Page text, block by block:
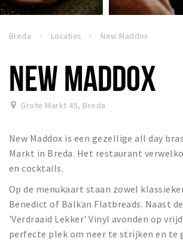
Breda Locaties New Maddox
NEW MADDOX
Grote Markt 45, Breda
New Maddox is een gezellige all day
Markt in Breda. Het restaurant
en cocktails.
Op de menukaart staan zowel
Benedict of Balkan Flatbreads. Naast
'Verdraaid Lekker' Vinyl avonden op
perfecte plek om neer te strijken en te